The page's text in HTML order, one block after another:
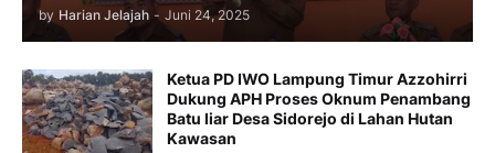
by Harian Jelajah - Juni 24, 2025
Ketua PD IWO Lampung Timur Azzohirri
Dukung APH Proses Oknum Penambang
Batu liar Desa Sidorejo di Lahan Hutan
Kawasan